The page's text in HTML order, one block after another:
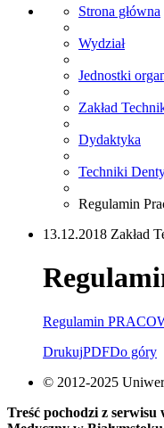
Strona główna
Wydział
Jednostki
Zakład
Dydaktyka
Techniki
Regulamin
13.12.2018 Zakład
Regulamin
DrukujPDFDo góry
© 2012-2025
Treść pochodzi z